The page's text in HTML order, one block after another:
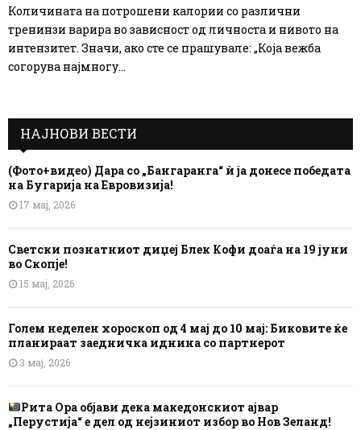
Количината на потрошени калории со различни
тренинзи варира во зависност од личноста и нивото на
интензитет. Значи, ако сте се прашувале: „Која вежба
согорува најмногу...
НАЈНОВИ ВЕСТИ
(Фото+видео) Дара со „Бангаранга“ ѝ ја донесе победата
на Бугарија на Евровизија!
17 мај, 2026
Светски познатниот диџеј Блек Кофи доаѓа на 19 јуни
во Скопје!
15 мај, 2026
Голем неделен хороскоп од 4 мај до 10 мај: Биковите ќе
планираат заедничка иднина со партнерот
3 мај, 2026
Рита Ора објави дека македонскиот ајвар
„Перустија“ е дел од нејзиниот избор во Нов Зеланд!